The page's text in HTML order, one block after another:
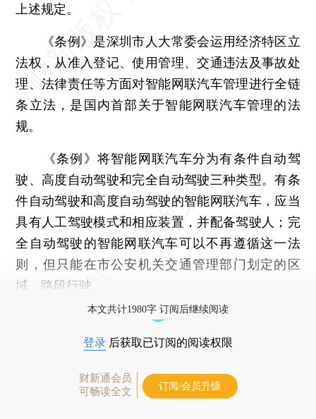
上述规定。
《条例》是深圳市人大常委会运用经济特区立
法权，从准入登记、使用管理、交通违法及事故处
理、法律责任等方面对智能网联汽车管理进行全链
条立法，是国内首部关于智能网联汽车管理的法
规。
《条例》将智能网联汽车分为有条件自动驾
驶、高度自动驾驶和完全自动驾驶三种类型。有条
件自动驾驶和高度自动驾驶的智能网联汽车，应当
具有人工驾驶模式和相应装置，并配备驾驶人；完
全自动驾驶的智能网联汽车可以不再遵循这一法
则，但只能在市公安机关交通管理部门划定的区
域、路段行驶。
本文共计1980字 订阅后继续阅读
登录 后获取已订阅的阅读权限
财新通会员
可畅读全文
订阅/会员升级